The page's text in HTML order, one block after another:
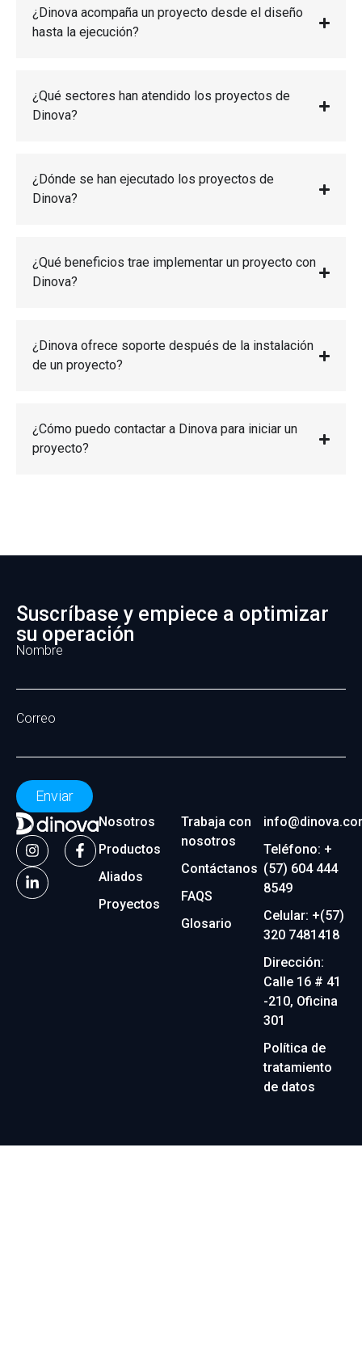
¿Dinova acompaña un proyecto desde el diseño
hasta la ejecución?
¿Qué sectores han atendido los proyectos de
Dinova?
¿Dónde se han ejecutado los proyectos de
Dinova?
¿Qué beneficios trae implementar un proyecto con
Dinova?
¿Dinova ofrece soporte después de la instalación
de un proyecto?
¿Cómo puedo contactar a Dinova para iniciar un
proyecto?
Suscríbase y empiece a optimizar
su operación
Nombre
Correo
Enviar
Nosotros
Productos
Aliados
Proyectos
Trabaja con
nosotros
Contáctanos
FAQS
Glosario
Teléfono: +
(57) 604 444
8549
Celular: +(57)
320 7481418
Dirección:
Calle 16 # 41
-210, Oficina
301
Política de
tratamiento
de datos